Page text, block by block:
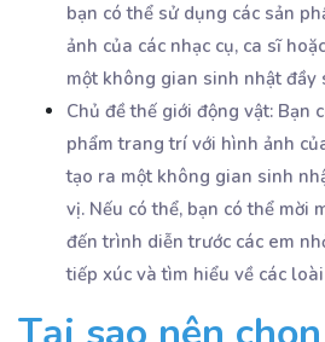
bạn có thể sử dụng các sản
ảnh của các nhạc cụ, ca sĩ
một không gian sinh nhật đầy
Chủ đề thế giới động vật: Bạn
phẩm trang trí với hình ảnh
tạo ra một không gian sinh
vị. Nếu có thể, bạn có thể mời
đến trình diễn trước các em
tiếp xúc và tìm hiểu về các